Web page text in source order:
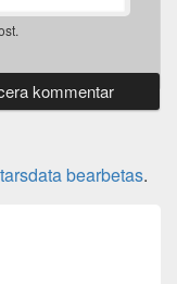
bearbetas.